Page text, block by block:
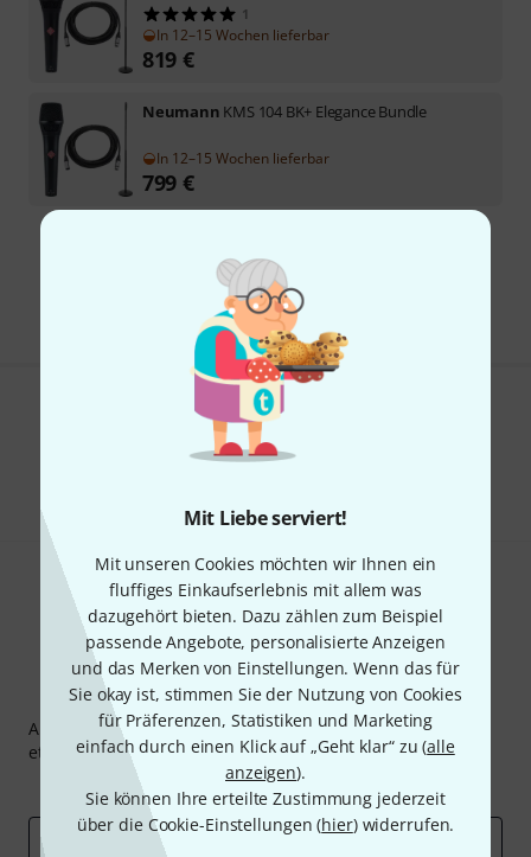
Mit Liebe serviert!
Mit unseren Cookies möchten wir Ihnen ein
fluffiges Einkaufserlebnis mit allem was
dazugehört bieten. Dazu zählen zum Beispiel
passende Angebote, personalisierte Anzeigen
und das Merken von Einstellungen. Wenn das für
Sie okay ist, stimmen Sie der Nutzung von Cookies
für Präferenzen, Statistiken und Marketing
einfach durch einen Klick auf „Geht klar“ zu (alle
anzeigen).
Sie können Ihre erteilte Zustimmung jederzeit
über die Cookie-Einstellungen (hier) widerrufen.
1
In 12–15 Wochen lieferbar
819 €
Neumann KMS 104 BK+ Elegance Bundle
In 12–15 Wochen lieferbar
799 €
Kostenloser Versand ab 29 €
Alle Preise inkl. MwSt.
Gefällt Ihnen, was Sie sehen?
Thomann Newsletter
Abonniere den Thomann Newsletter und gewinne mit
etwas Glück einen von50 Gutscheinenüber jeweils50€
Inspirierende Beiträge
Deals
E-Mail-Adresse